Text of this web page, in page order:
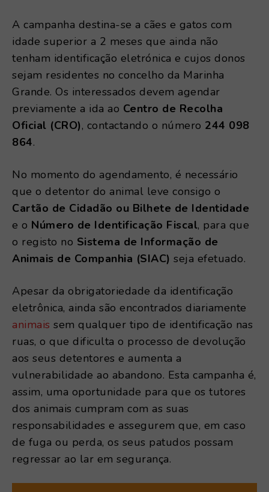
A campanha destina-se a cães e gatos com
idade superior a 2 meses que ainda não
tenham identificação eletrónica e cujos donos
sejam residentes no concelho da Marinha
Grande. Os interessados devem agendar
previamente a ida ao Centro de Recolha
Oficial (CRO), contactando o número 244 098
864.
No momento do agendamento, é necessário
que o detentor do animal leve consigo o
Cartão de Cidadão ou Bilhete de Identidade
e o Número de Identificação Fiscal, para que
o registo no Sistema de Informação de
Animais de Companhia (SIAC) seja efetuado.
Apesar da obrigatoriedade da identificação
eletrônica, ainda são encontrados diariamente
animais sem qualquer tipo de identificação nas
ruas, o que dificulta o processo de devolução
aos seus detentores e aumenta a
vulnerabilidade ao abandono. Esta campanha é,
assim, uma oportunidade para que os tutores
dos animais cumpram com as suas
responsabilidades e assegurem que, em caso
de fuga ou perda, os seus patudos possam
regressar ao lar em segurança.